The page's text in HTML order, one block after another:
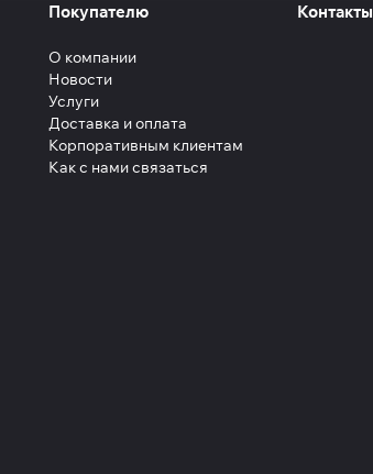
Покупателю
О компании
Новости
Услуги
Доставка и оплата
Корпоративным клиентам
Как с нами связаться
Контакты